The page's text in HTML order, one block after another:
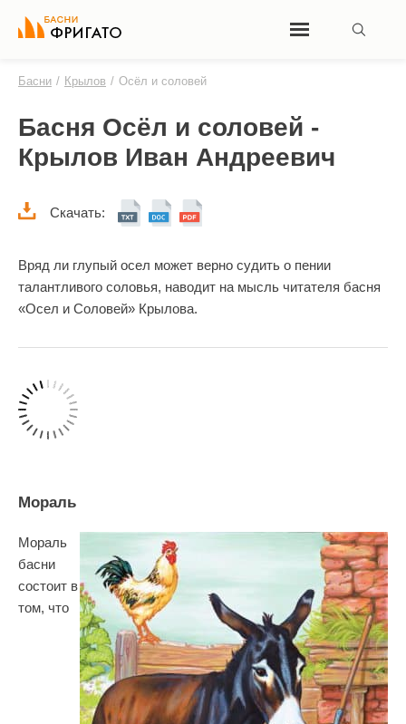
Басни / Крылов / Осёл и соловей
Басня Осёл и соловей -
Крылов Иван Андреевич
Скачать:
Вряд ли глупый осел может верно судить о пении
талантливого соловья, наводит на мысль читателя басня
«Осел и Соловей» Крылова.
Мораль
Мораль
басни
состоит в
том, что